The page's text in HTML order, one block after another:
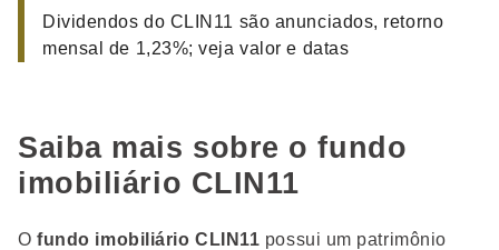
Dividendos do CLIN11 são anunciados, retorno
mensal de 1,23%; veja valor e datas
Saiba mais sobre o fundo
imobiliário CLIN11
Ofundo imobiliário CLIN11 possui um patrimônio